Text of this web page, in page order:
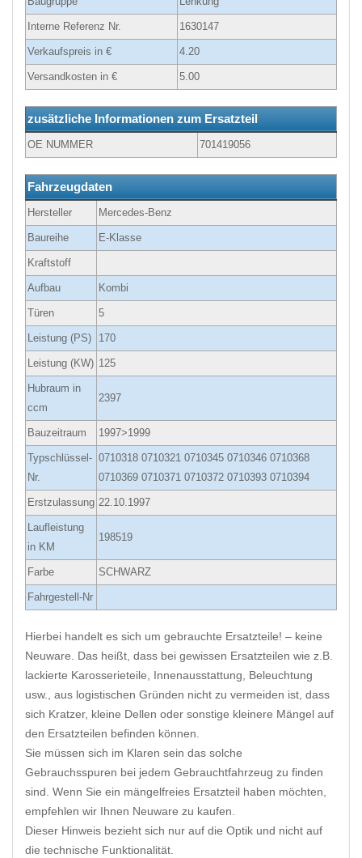
Interne Referenz Nr. 1630147
Verkaufspreis in € 4.20
Versandkosten in € 5.00
zusätzliche Informationen zum Ersatzteil
OE NUMMER 701419056
Fahrzeugdaten
Hersteller Mercedes-Benz
Baureihe E-Klasse
Kraftstoff
Aufbau Kombi
Türen 5
Leistung (PS) 170
Leistung (KW) 125
Hubraum in
ccm
2397
Bauzeitraum 1997>1999
Typschlüssel-
Nr.
0710318 0710321 0710345 0710346 0710368
0710369 0710371 0710372 0710393 0710394
Erstzulassung 22.10.1997
Laufleistung
in KM
198519
Farbe SCHWARZ
Fahrgestell-Nr
Hierbei handelt es sich um gebrauchte Ersatzteile! – keine
Neuware. Das heißt, dass bei gewissen Ersatzteilen wie z.B.
lackierte Karosserieteile, Innenausstattung, Beleuchtung
usw., aus logistischen Gründen nicht zu vermeiden ist, dass
sich Kratzer, kleine Dellen oder sonstige kleinere Mängel auf
den Ersatzteilen befinden können.
Sie müssen sich im Klaren sein das solche
Gebrauchsspuren bei jedem Gebrauchtfahrzeug zu finden
sind. Wenn Sie ein mängelfreies Ersatzteil haben möchten,
empfehlen wir Ihnen Neuware zu kaufen.
Dieser Hinweis bezieht sich nur auf die Optik und nicht auf
die technische Funktionalität.